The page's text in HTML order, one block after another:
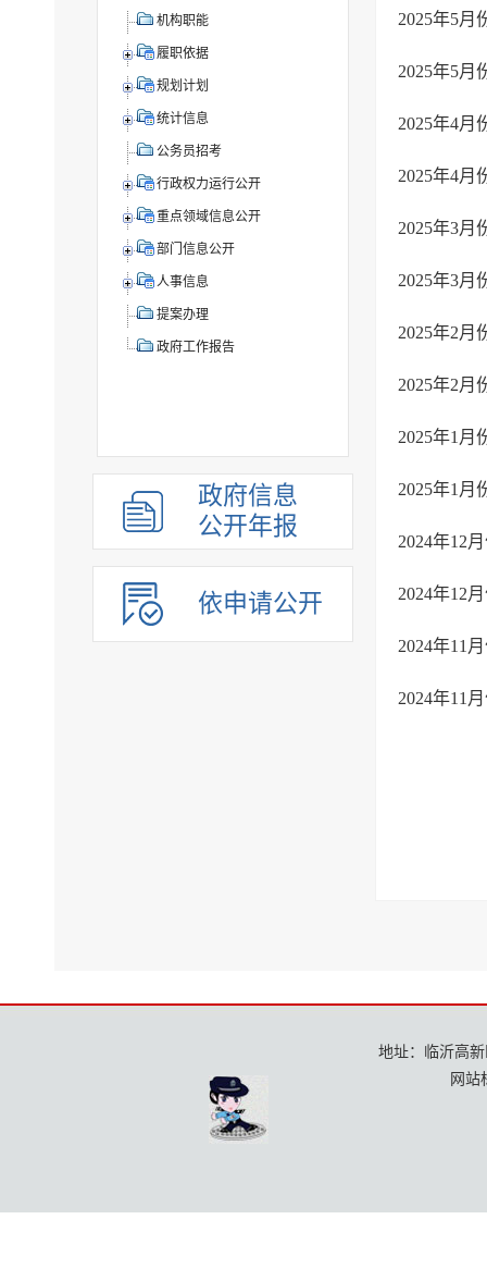
机构职能
履职依据
规划计划
统计信息
公务员招考
行政权力运行公开
重点领域信息公开
部门信息公开
人事信息
提案办理
政府工作报告
政府信息
公开年报
依申请公开
2025年5月
2025年5月
2025年4月
2025年4月
2025年3月
2025年3月
2025年2月
2025年2月
2025年1月
2025年1月
2024年12
2024年12
2024年11
2024年11
地址：临沂高
网站